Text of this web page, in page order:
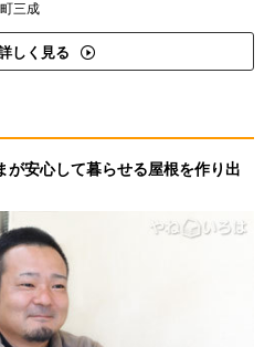
三成
しく見る
が安心して暮らせる屋根を作り出